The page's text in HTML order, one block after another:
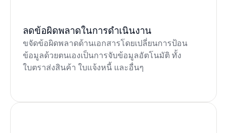
ลดข้อผิดพลาดในการดำเนินงาน
ขจัดข้อผิดพลาดด้านเอกสารโดยเปลี่ยนการป้อน
ข้อมูลด้วยตนเองเป็นการจับข้อมูลอัตโนมัติ ทั้ง
ใบตราส่งสินค้า ใบแจ้งหนี้ และอื่นๆ